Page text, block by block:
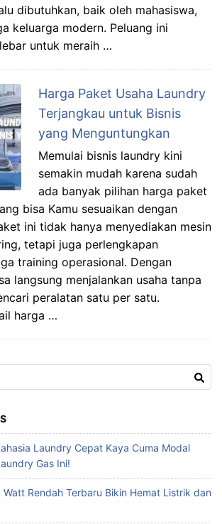
dibutuhkan, baik oleh mahasiswa,
keluarga modern. Peluang ini
untuk meraih …
Harga Paket Usaha Laundry
Terjangkau untuk Bisnis
yang Menguntungkan
Memulai bisnis laundry kini
semakin mudah karena sudah
ada banyak pilihan harga paket
bisa Kamu sesuaikan dengan
ini tidak hanya menyediakan mesin
tetapi juga perlengkapan
training operasional. Dengan
langsung menjalankan usaha tanpa
peralatan satu per satu.
harga …
Laundry Cepat Kaya Cuma Modal
Gas Ini!
Rendah Terbaru Bikin Hemat Listrik dan